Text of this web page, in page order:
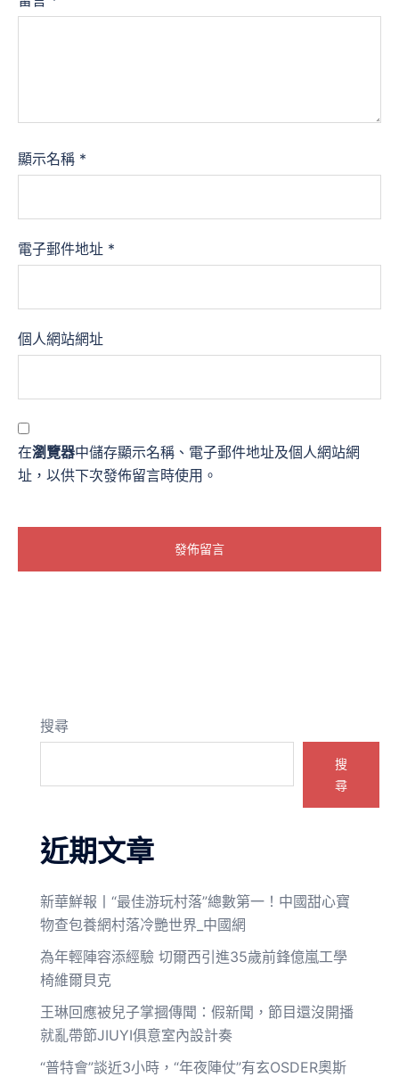
顯示名稱 *
電子郵件地址 *
個人網站網址
在瀏覽器中儲存顯示名稱、電子郵件地址及個人網站網
址，以供下次發佈留言時使用。
搜尋
搜
尋
近期文章
新華鮮報丨“最佳游玩村落”總數第一！中國甜心寶
物查包養網村落冷艷世界_中國網
為年輕陣容添經驗 切爾西引進35歲前鋒億嵐工學
椅維爾貝克
王琳回應被兒子掌摑傳聞：假新聞，節目還沒開播
就亂帶節JIUYI俱意室內設計奏
“普特會”談近3小時，“年夜陣仗”有玄OSDER奧斯